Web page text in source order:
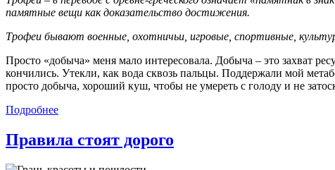
памятные вещи как доказательство достижения.
Трофеи бывают военные, охотничьи, игровые, спортивные,
Просто «добыча» меня мало интересовала. Добыча – это захват
кончились. Утекли, как вода сквозь пальцы. Поддержали мой
просто добыча, хороший куш, чтобы не умереть с голоду и не
Подробнее
Правила стоят дорого